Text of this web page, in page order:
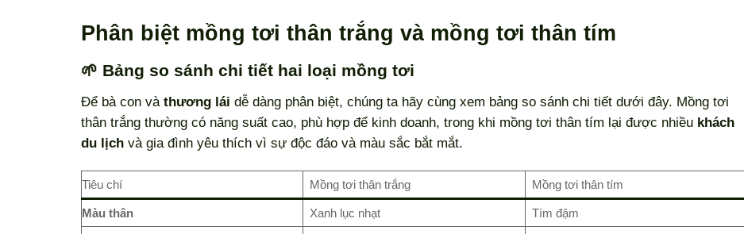
Phân biệt mồng tơi thân trắng và mồng tơi thân tím
🌱 Bảng so sánh chi tiết hai loại mồng tơi
Để bà con và thương lái dễ dàng phân biệt, chúng ta hãy cùng xem bảng so sánh chi tiết dưới đây. Mồng tơi
thân trắng thường có năng suất cao, phù hợp để kinh doanh, trong khi mồng tơi thân tím lại được nhiều khách
du lịch và gia đình yêu thích vì sự độc đáo và màu sắc bắt mắt.
Tiêu chí Mồng tơi thân trắng Mồng tơi thân tím
Màu thân Xanh lục nhạt
Tím đậm